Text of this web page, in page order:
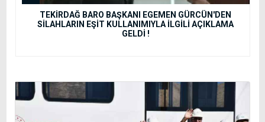
TEKİRDAĞ BARO BAŞKANI EGEMEN GÜRCÜN'DEN
SİLAHLARIN EŞİT KULLANIMIYLA İLGİLİ AÇIKLAMA
GELDİ !